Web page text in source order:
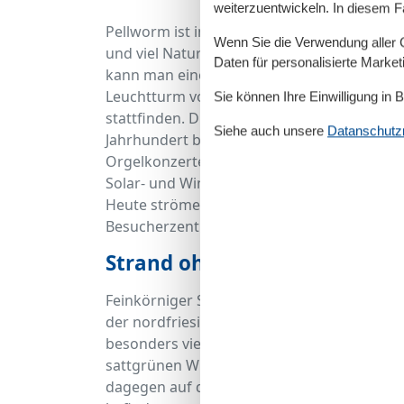
Pellworm ist in erster Linie für alle das
und viel Natur sehnen. Doch es gibt auch
kann man einen Einblick in die Geschichte
Leuchtturm von 1906, der besichtigt
stattfinden. Die alte Kirche St. Salvador an
Jahrhundert begann, ist ebenfalls einen
Orgelkonzerte bei Kerzenschein
Solar- und Windenergie auf Pellworm. Es
Heute strömen zahlreiche Besucher zur
Besucherzentrum beheimatet.
Strand ohne Sand
Feinkörniger Sand, der einem sanft die
der nordfriesischen Insel sind grün.
besonders viele Badestellen gibt es im
sattgrünen Wiese, weil es sich bei
dagegen auf den Spielplätzen zu finden,
weiterzuentwickeln. In diesem
Wenn Sie die Verwendung
Daten für personalisierte
Sie können Ihre Einwilligung in
Siehe auch unsere